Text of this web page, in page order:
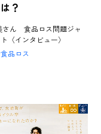
？
さん 食品ロス問題ジャ
〈インタビュー〉
食品ロス